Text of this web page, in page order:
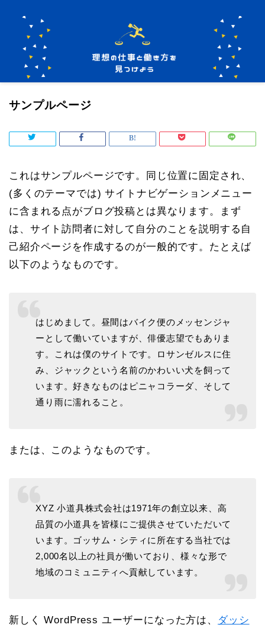
サンプルページ
これはサンプルページです。同じ位置に固定され、
(多くのテーマでは) サイトナビゲーションメニュー
に含まれる点がブログ投稿とは異なります。まず
は、サイト訪問者に対して自分のことを説明する自
己紹介ページを作成するのが一般的です。たとえば
以下のようなものです。
はじめまして。昼間はバイク便のメッセンジャ
ーとして働いていますが、俳優志望でもありま
す。これは僕のサイトです。ロサンゼルスに住
み、ジャックという名前のかわいい犬を飼って
います。好きなものはピニャコラーダ、そして
通り雨に濡れること。
または、このようなものです。
XYZ 小道具株式会社は1971年の創立以来、高
品質の小道具を皆様にご提供させていただいて
います。ゴッサム・シティに所在する当社では
2,000名以上の社員が働いており、様々な形で
地域のコミュニティへ貢献しています。
新しく WordPress ユーザーになった方は、
ダッシ